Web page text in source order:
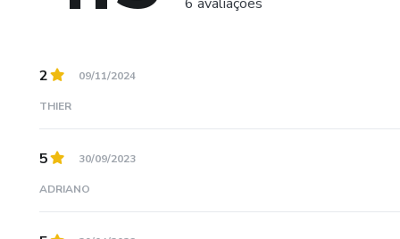
2 09/11/2024
THIER
5 30/09/2023
ADRIANO